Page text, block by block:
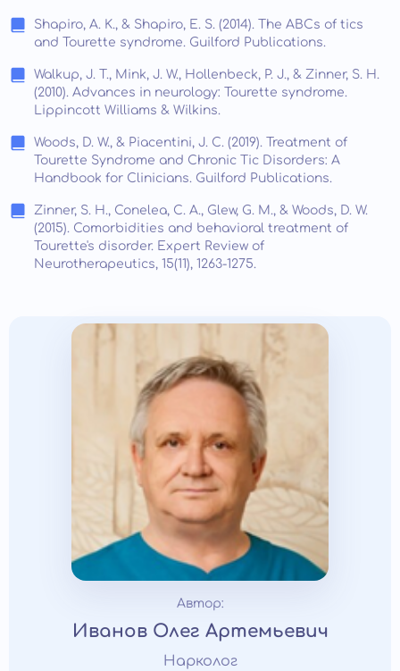
Shapiro, A. K., & Shapiro, E. S. (2014). The ABCs of tics
and Tourette syndrome. Guilford Publications.
Walkup, J. T., Mink, J. W., Hollenbeck, P. J., & Zinner, S. H.
(2010). Advances in neurology: Tourette syndrome.
Lippincott Williams & Wilkins.
Woods, D. W., & Piacentini, J. C. (2019). Treatment of
Tourette Syndrome and Chronic Tic Disorders: A
Handbook for Clinicians. Guilford Publications.
Zinner, S. H., Conelea, C. A., Glew, G. M., & Woods, D. W.
(2015). Comorbidities and behavioral treatment of
Tourette's disorder. Expert Review of
Neurotherapeutics, 15(11), 1263-1275.
Автор:
Иванов Олег Артемьевич
Нарколог